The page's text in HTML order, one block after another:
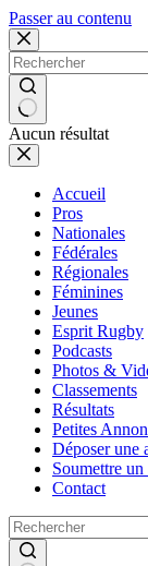
Passer au contenu
Aucun résultat
Accueil
Pros
Nationales
Fédérales
Régionales
Féminines
Jeunes
Esprit Rugby
Podcasts
Photos &
Classements
Résultats
Petites
Déposer une
Soumettre
Contact